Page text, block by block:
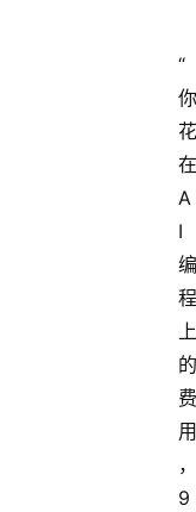
“
你
花
在
A
I
编
程
上
的
费
用
，
9